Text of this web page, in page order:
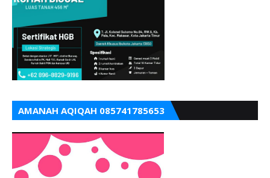
AMANAH AQIQAH 085741785653